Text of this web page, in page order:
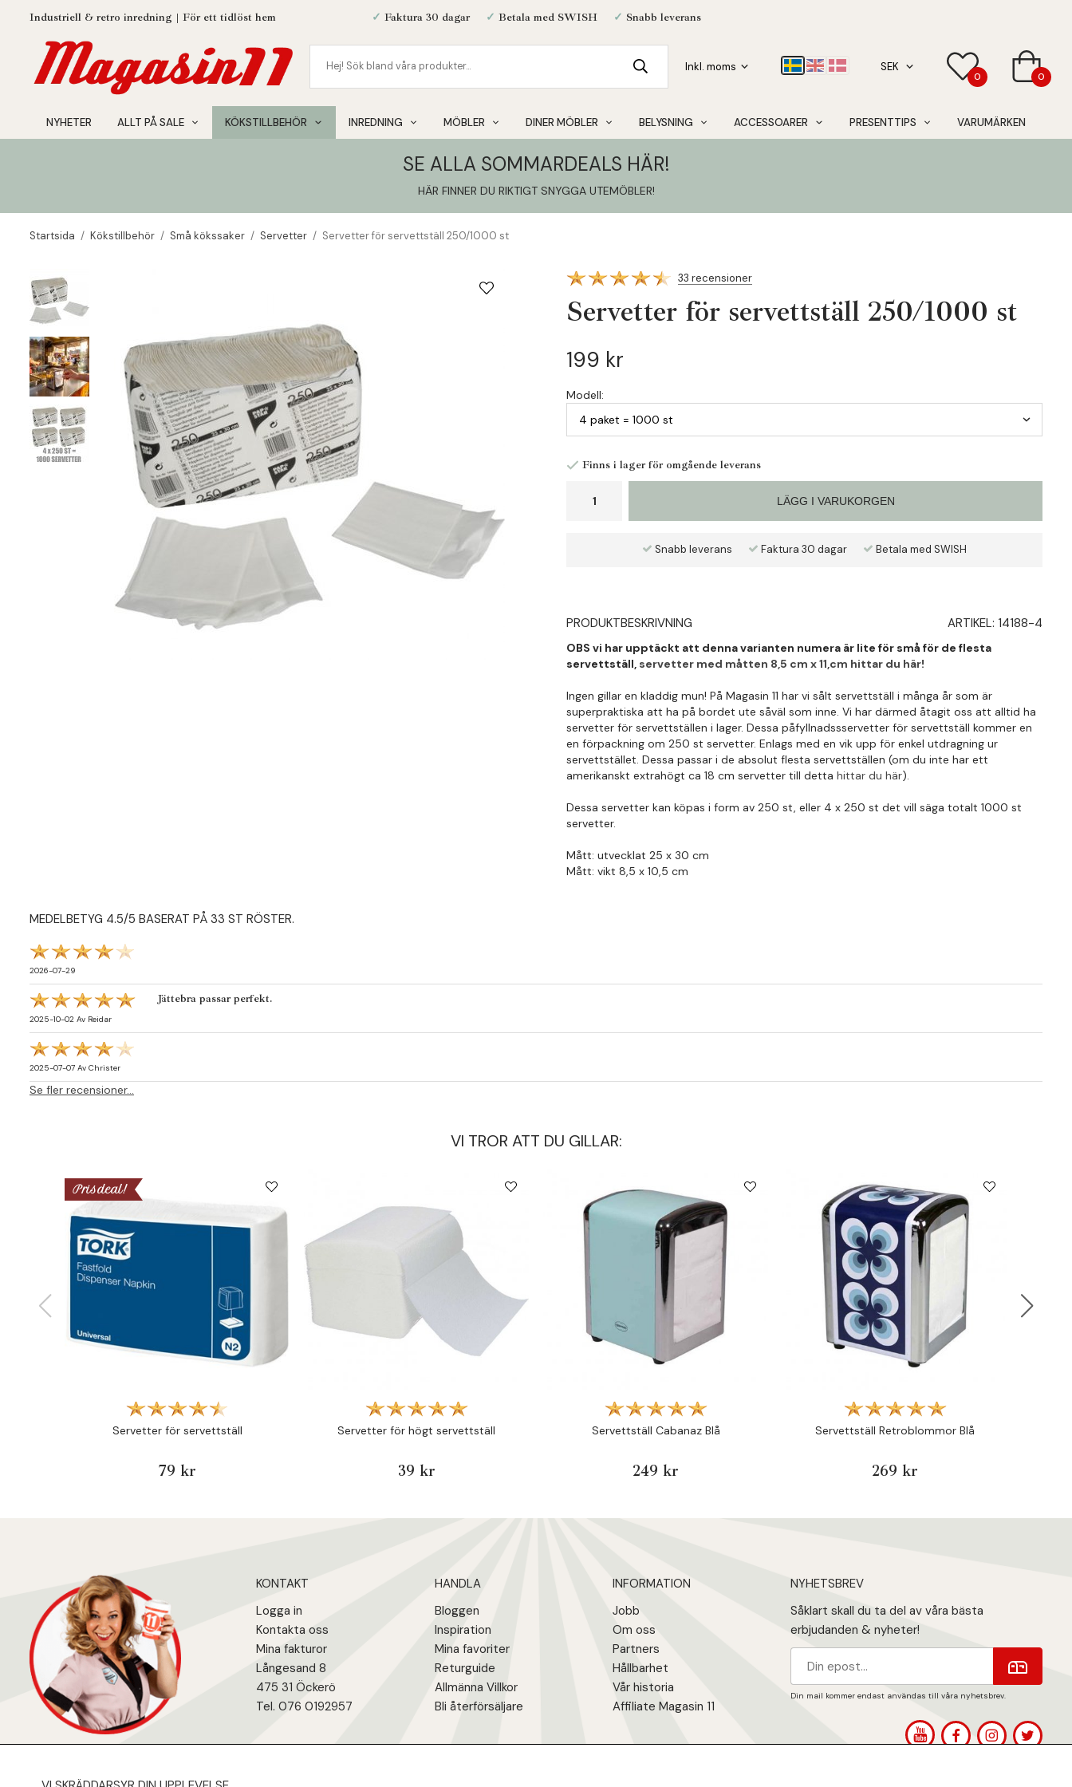
Industriell & retro inredning | För ett tidlöst hem ✓ Faktura 30 dagar ✓ Betala med SWISH ✓ Snabb leverans
0 0
NYHETER ALLT PÅ SALE KÖKSTILLBEHÖR INREDNING MÖBLER DINER MÖBLER BELYSNING ACCESSOARER PRESENTTIPS VARUMÄRKEN
SE ALLA SOMMARDEALS HÄR!
HÄR FINNER DU RIKTIGT SNYGGA UTEMÖBLER!
Startsida / Kökstillbehör / Små kökssaker / Servetter / Servetter för servettställ 250/1000 st
33 recensioner
Servetter för servettställ 250/1000 st
199 kr
Modell:
Finns i lager för omgående leverans
LÄGG I VARUKORGEN
Snabb leverans Faktura 30 dagar Betala med SWISH
PRODUKTBESKRIVNING ARTIKEL: 14188-4
OBS vi har upptäckt att denna varianten numera är lite för små för de flesta
servettställ, servetter med måtten 8,5 cm x 11,cm hittar du här!
Ingen gillar en kladdig mun! På Magasin 11 har vi sålt servettställ i många år som är
superpraktiska att ha på bordet ute såväl som inne. Vi har därmed åtagit oss att alltid ha
servetter för servettställen i lager. Dessa påfyllnadssservetter för servettställ kommer en
en förpackning om 250 st servetter. Enlags med en vik upp för enkel utdragning ur
servettstället. Dessa passar i de absolut flesta servettställen (om du inte har ett
amerikanskt extrahögt ca 18 cm servetter till dettahittar du här).
Dessa servetter kan köpas i form av 250 st, eller 4 x 250 st det vill säga totalt 1000 st
servetter.
Mått: utvecklat 25 x 30 cm
Mått: vikt 8,5 x 10,5 cm
MEDELBETYG 4.5/5 BASERAT PÅ 33 ST RÖSTER.
2026-07-29
2025-10-02 Av Reidar
Jättebra passar perfekt.
2025-07-07 Av Christer
Se fler recensioner...
VI TROR ATT DU GILLAR:
Prisdeal!
Servetter för servettställ
79 kr
Servetter för högt servettställ
39 kr
Servettställ Cabanaz Blå
249 kr
Servettställ Retroblommor Blå
269 kr
KONTAKT
Logga in
Kontakta oss
Mina fakturor
Långesand 8
475 31 Öckerö
Tel. 076 0192957
HANDLA
Bloggen
Inspiration
Mina favoriter
Returguide
Allmänna Villkor
Bli återförsäljare
INFORMATION
Jobb
Om oss
Partners
Hållbarhet
Vår historia
Affiliate Magasin 11
NYHETSBREV
Såklart skall du ta del av våra bästa
erbjudanden & nyheter!
Din mail kommer endast användas till våra nyhetsbrev.